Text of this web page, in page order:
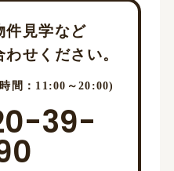
件見学など
せください。
間：11:00～20:00)
39-